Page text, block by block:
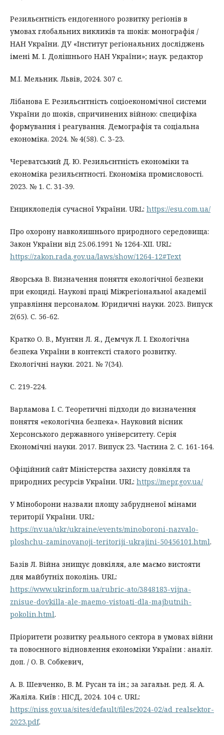
Резильєнтність ендогенного розвитку регіонів в
умовах глобальних викликів та шоків: монографія /
НАН України. ДУ «Інститут регіональних досліджень
імені М. І. Долішнього НАН України»; наук. редактор
М.І. Мельник. Львів, 2024. 307 с.
Лібанова Е. Резильєнтність соціоекономічної системи
України до шоків, спричинених війною: специфіка
формування і реагування. Демографія та соціальна
економіка. 2024. № 4(58). С. 3-23.
Череватський Д. Ю. Резильєнтність економіки та
економіка резильєнтності. Економіка промисловості.
2023. № 1. С. 31-39.
Енциклопедія сучасної України. URL: https://esu.com.ua/
Про охорону навколишнього природного середовища:
Закон України від 25.06.1991 № 1264-XII. URL:
https://zakon.rada.gov.ua/laws/show/1264-12#Text
Яворська В. Визначення поняття екологічної безпеки
при екоциді. Наукові праці Міжрегіональної академії
управління персоналом. Юридичні науки. 2023. Випуск
2(65). С. 56-62.
Кратко О. В., Мунтян Л. Я., Демчук Л. І. Екологічна
безпека України в контексті сталого розвитку.
Екологічні науки. 2021. № 7(34).
С. 219-224.
Варламова І. С. Теоретичні підходи до визначення
поняття «екологічна безпека». Науковий вісник
Херсонського державного університету. Серія
Економічні науки. 2017. Випуск 23. Частина 2. С. 161-164.
Офіційний сайт Міністерства захисту довкілля та
природних ресурсів України. URL: https://mepr.gov.ua/
У Міноборони назвали площу забрудненої мінами
території України. URL:
https://nv.ua/ukr/ukraine/events/minoboroni-nazvalo-
ploshchu-zaminovanoji-teritoriji-ukrajini-50456101.html.
Базів Л. Війна знищує довкілля, але маємо вистояти
для майбутніх поколінь. URL:
https://www.ukrinform.ua/rubric-ato/3848183-vijna-
znisue-dovkilla-ale-maemo-vistoati-dla-majbutnih-
pokolin.html.
Пріоритети розвитку реального сектора в умовах війни
та повоєнного відновлення економіки України : аналіт.
доп. / О. В. Собкевич,
А. В. Шевченко, В. М. Русан та ін.; за загальн. ред. Я. А.
Жаліла. Київ : НІСД, 2024. 104 с. URL:
https://niss.gov.ua/sites/default/files/2024-02/ad_realsektor-
2023.pdf.